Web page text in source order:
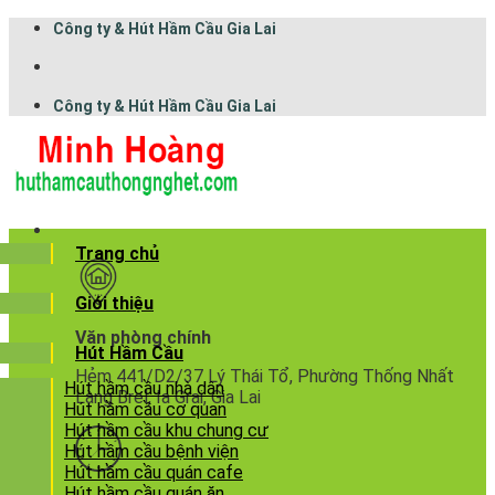
Công ty & Hút Hầm Cầu Gia Lai
Công ty & Hút Hầm Cầu Gia Lai
Văn phòng chính
Hẻm 441/D2/37 Lý Thái Tổ, Phường Thống Nhất
Làng Brel, Ia Grai, Gia Lai
Trang chủ
Giới thiệu
Hút Hầm Cầu
Hút hầm cầu nhà dân
Hút hầm cầu cơ quan
Hút hầm cầu khu chung cư
Hút hầm cầu bệnh viện
Hút hầm cầu quán cafe